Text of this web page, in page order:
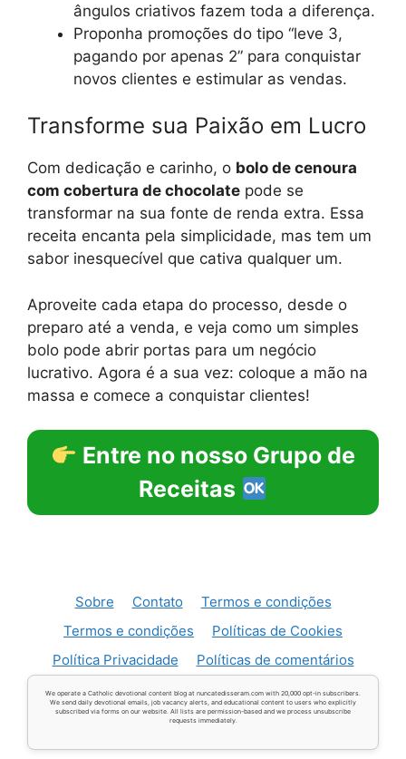
ângulos criativos fazem toda a diferença.
Proponha promoções do tipo “leve 3,
pagando por apenas 2” para conquistar
novos clientes e estimular as vendas.
Transforme sua Paixão em Lucro
Com dedicação e carinho, o bolo de cenoura
com cobertura de chocolate pode se
transformar na sua fonte de renda extra. Essa
receita encanta pela simplicidade, mas tem um
sabor inesquecível que cativa qualquer um.
Aproveite cada etapa do processo, desde o
preparo até a venda, e veja como um simples
bolo pode abrir portas para um negócio
lucrativo. Agora é a sua vez: coloque a mão na
massa e comece a conquistar clientes!
Entre no nosso Grupo de
Receitas
Sobre Contato
Termos e condições
Termos e condições
Políticas de Cookies
Política Privacidade
Políticas de comentários
We operate a Catholic devotional content blog at nuncatedisseram.com with 20,000 opt-in subscribers.
We send daily devotional emails, job vacancy alerts, and educational content to users who explicitly
subscribed via forms on our website. All lists are permission-based and we process unsubscribe
requests immediately.